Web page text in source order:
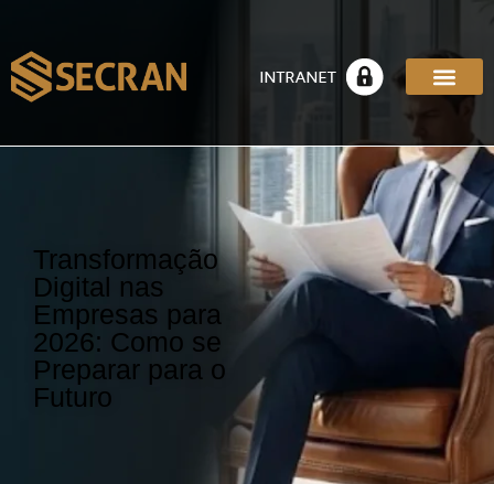
Transformação
Digital nas
Empresas para
2026: Como se
Preparar para o
Futuro